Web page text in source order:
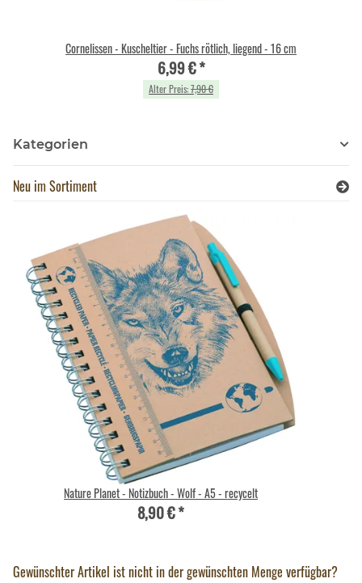
Cornelissen - Kuscheltier - Fuchs rötlich, liegend - 16 cm
6,99 €*
Alter Preis:7,90 €
Kategorien
Neu im Sortiment
Nature Planet - Notizbuch - Wolf - A5 - recycelt
8,90 €*
Gewünschter Artikel ist nicht in der gewünschten Menge verfügbar?